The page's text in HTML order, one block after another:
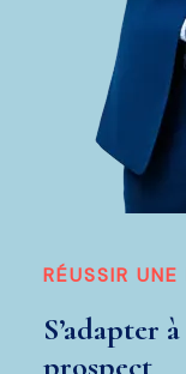
RÉUSSIR
S’adapter
prospect